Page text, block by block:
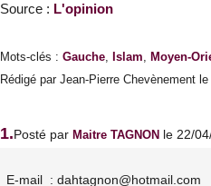
Source : L'opinion
Mots-clés : Gauche, Islam, Moyen-
Rédigé par Jean-Pierre Chevènement
1.Posté par Maitre TAGNON le 22/
E-mail : dahtagnon@hotmail.com